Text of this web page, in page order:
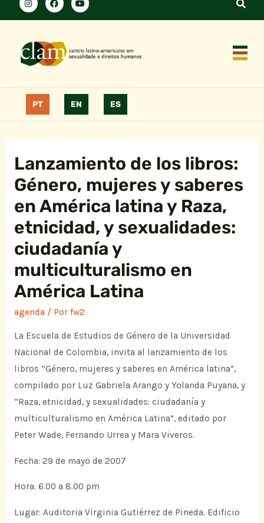
PT EN ES
Lanzamiento de los libros:
Género, mujeres y saberes
en América latina y Raza,
etnicidad, y sexualidades:
ciudadanía y
multiculturalismo en
América Latina
agenda/ Por fw2
La Escuela de Estudios de Género de la Universidad
Nacional de Colombia, invita al lanzamiento de los
libros “Género, mujeres y saberes en América latina”,
compilado por Luz Gabriela Arango y Yolanda Puyana, y
“Raza, etnicidad, y sexualidades: ciudadanía y
multiculturalismo en América Latina”, editado por
Peter Wade, Fernando Urrea y Mara Viveros.
Fecha: 29 de mayo de 2007
Hora: 6.00 a 8.00 pm
Lugar: Auditoria Virginia Gutiérrez de Pineda. Edificio